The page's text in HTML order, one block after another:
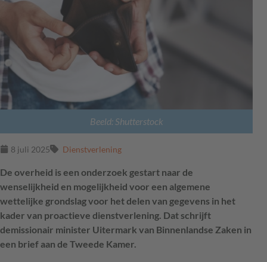
Beeld: Shutterstock
8 juli 2025 Dienstverlening
De overheid is een onderzoek gestart naar de
wenselijkheid en mogelijkheid voor een algemene
wettelijke grondslag voor het delen van gegevens in het
kader van proactieve dienstverlening. Dat schrijft
demissionair minister Uitermark van Binnenlandse Zaken in
een brief aan de Tweede Kamer.